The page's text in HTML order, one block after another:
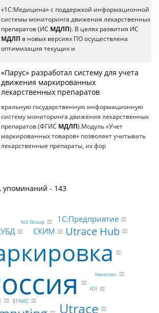
«1С:Медицина» с поддержкой информационной
системы мониторинга движения лекарственных
препаратов (ИС МДЛП). В целях развития ИС
МДЛП в новых версиях ПО осуществлена
оптимизация текущих и
«Парус» разработал систему для учета
движения маркированных
лекарственных препаратов
еральную государственную информационную
систему мониторинга движения лекарственных
препаратов (ФГИС МДЛП).Модуль «Учет
маркированных товаров» позволяет учитывать
лекарственные препараты, их фор
упоминаний - 143
Utrace
Utrace Hub
СКИМ
1С:Предприятие
ЕГАИС
IOI
Нанолек
N3 Group